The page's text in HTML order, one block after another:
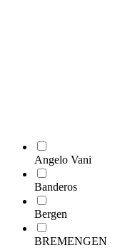
Angelo Vani
Banderos
Bergen
BREMENGEN